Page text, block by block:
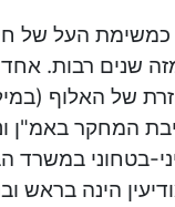
העל של
שנים רבות.
של האלוף
בטחוני במשרד
הינה בראש